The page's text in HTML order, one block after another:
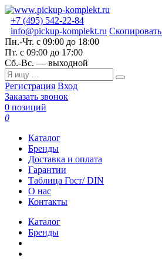
+7 (495) 542-22-84
info@pickup-komplekt.ru Скопировать
Пн.-Чт. с 09:00 до 18:00
Пт. с 09:00 до 17:00
Сб.-Вс. — выходной
Регистрация Вход
Заказать звонок
0 позиций
0
Каталог
Бренды
Доставка и оплата
Гарантии
Таблица Гост/ DIN
О нас
Контакты
Каталог
Бренды